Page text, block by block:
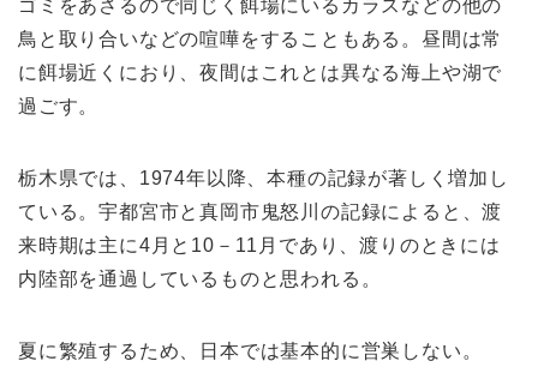
ゴミをあさるので同じく餌場にいるカラスなどの他の
鳥と取り合いなどの喧嘩をすることもある。昼間は常
に餌場近くにおり、夜間はこれとは異なる海上や湖で
過ごす。
栃木県では、1974年以降、本種の記録が著しく増加し
ている。宇都宮市と真岡市鬼怒川の記録によると、渡
来時期は主に4月と10－11月であり、渡りのときには
内陸部を通過しているものと思われる。
夏に繁殖するため、日本では基本的に営巣しない。